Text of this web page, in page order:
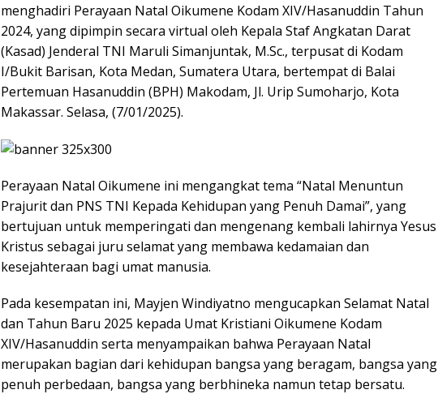
menghadiri Perayaan Natal Oikumene Kodam XIV/Hasanuddin Tahun
2024, yang dipimpin secara virtual oleh Kepala Staf Angkatan Darat
(Kasad) Jenderal TNI Maruli Simanjuntak, M.Sc., terpusat di Kodam
I/Bukit Barisan, Kota Medan, Sumatera Utara, bertempat di Balai
Pertemuan Hasanuddin (BPH) Makodam, Jl. Urip Sumoharjo, Kota
Makassar. Selasa, (7/01/2025).
Perayaan Natal Oikumene ini mengangkat tema “Natal Menuntun
Prajurit dan PNS TNI Kepada Kehidupan yang Penuh Damai”, yang
bertujuan untuk memperingati dan mengenang kembali lahirnya Yesus
Kristus sebagai juru selamat yang membawa kedamaian dan
kesejahteraan bagi umat manusia.
Pada kesempatan ini, Mayjen Windiyatno mengucapkan Selamat Natal
dan Tahun Baru 2025 kepada Umat Kristiani Oikumene Kodam
XIV/Hasanuddin serta menyampaikan bahwa Perayaan Natal
merupakan bagian dari kehidupan bangsa yang beragam, bangsa yang
penuh perbedaan, bangsa yang berbhineka namun tetap bersatu.